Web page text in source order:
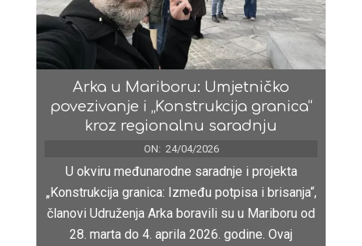
Arka u Mariboru: Umjetničko
povezivanje i „Konstrukcija granica“
kroz regionalnu saradnju
ON: 24/04/2026
U okviru međunarodne saradnje i projekta
„Konstrukcija granica: Između potpisa i brisanja“,
članovi Udruženja Arka boravili su u Mariboru od
28. marta do 4. aprila 2026. godine. Ovaj